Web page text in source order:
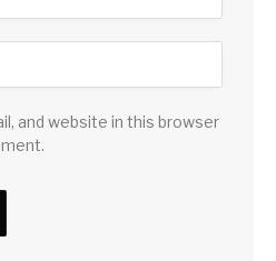
and website in this browser